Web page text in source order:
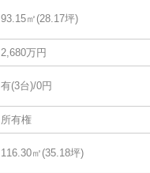
93.15㎡(28.17坪)
2,680万円
有(3台)/0円
所有権
116.30㎡(35.18坪)